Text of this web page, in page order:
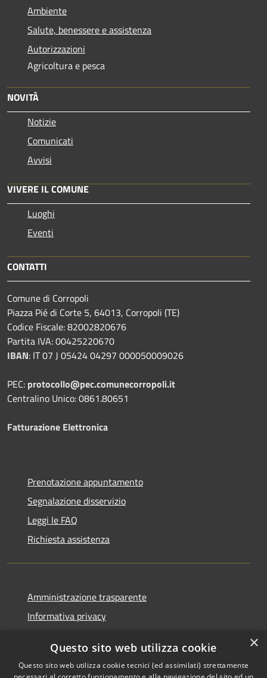
Ambiente
Salute, benessere e assistenza
Autorizzazioni
Agricoltura e pesca
NOVITÀ
Notizie
Comunicati
Avvisi
VIVERE IL COMUNE
Luoghi
Eventi
CONTATTI
Comune di Corropoli
Piazza Pié di Corte 5, 64013, Corropoli (TE)
Codice Fiscale: 82002820676
Partita IVA: 00425220670
IBAN: IT 07 J 05424 04297 000050009026
PEC: protocollo@pec.comunecorropoli.it
Centralino Unico: 0861.80651
Fatturazione Elettronica
Prenotazione appuntamento
Segnalazione disservizio
Leggi le FAQ
Richiesta assistenza
Amministrazione trasparente
Informativa privacy
Dichiarazione di accessibilità
×
Questo sito web utilizza cookie
Questo sito web utilizza cookie tecnici (ed assimilati) strettamente